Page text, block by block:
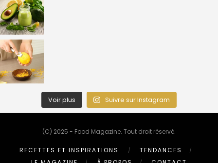
Voir plus Suivre sur Instagram
(C) 2025 - Food Magazine. Tout droit réservé.
RECETTES ET INSPIRATIONS
TENDANCES